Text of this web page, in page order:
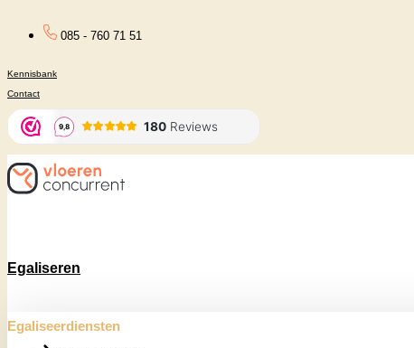
de
inhoud
085 - 760 71 51
Kennisbank
Contact
Egaliseren
Egaliseerdiensten